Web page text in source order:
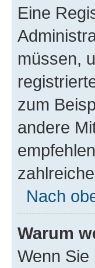
Eine
müssen,
zum
andere
Nach
Warum
Wenn Sie